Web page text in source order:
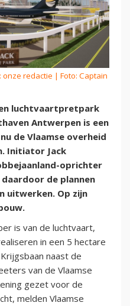
onze redactie | Foto: Captain
luchtvaartpretpark
Antwerpen is een
de Vlaamse overheid
Initiator Jack
oprichter
daardoor de plannen
uitwerken. Op zijn
is van de luchtvaart,
in een 5 hectare
naast de
van de Vlaamse
gezet voor de
melden Vlaamse